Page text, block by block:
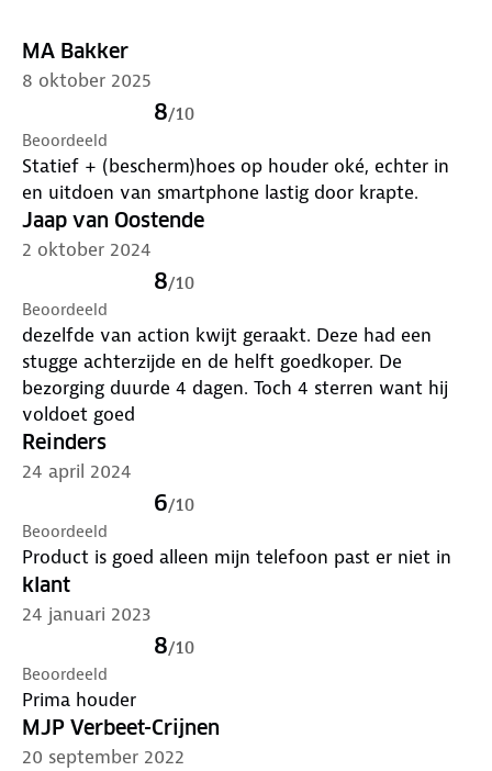
MA Bakker
8 oktober 2025
8/10
Beoordeeld
Statief + (bescherm)hoes op houder oké, echter in
en uitdoen van smartphone lastig door krapte.
Jaap van Oostende
2 oktober 2024
8/10
Beoordeeld
dezelfde van action kwijt geraakt. Deze had een
stugge achterzijde en de helft goedkoper. De
bezorging duurde 4 dagen. Toch 4 sterren want hij
voldoet goed
Reinders
24 april 2024
6/10
Beoordeeld
Product is goed alleen mijn telefoon past er niet in
klant
24 januari 2023
8/10
Beoordeeld
Prima houder
MJP Verbeet-Crijnen
20 september 2022